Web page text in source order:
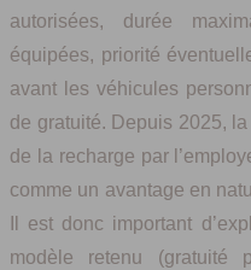
autorisées, durée
équipées, priorité
avant les véhicules
de gratuité. Depuis 2025,
de la recharge par
comme un avantage en
Il est donc important
modèle retenu (gratuité